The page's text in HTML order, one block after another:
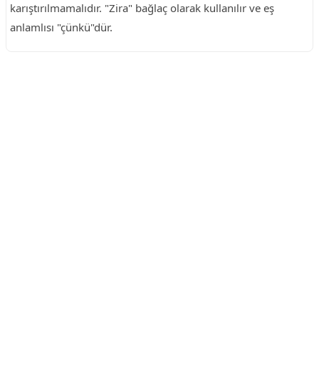
karıştırılmamalıdır. "Zira" bağlaç olarak kullanılır ve eş
anlamlısı "çünkü"dür.